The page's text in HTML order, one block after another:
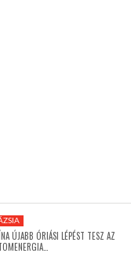
ÚJABB ÓRIÁSI LÉPÉST TESZ AZ